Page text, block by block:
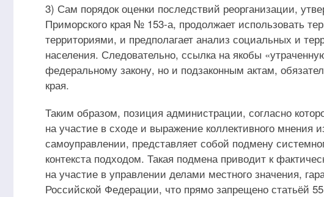
3) Сам порядок оценки последствий реорганизации,
Приморского края № 153-а, продолжает использовать
территориями, и предполагает анализ социальных и
населения. Следовательно, ссылка на якобы
федеральному закону, но и подзаконным актам,
края.
Таким образом, позиция администрации, согласно
на участие в сходе и выражение коллективного мнения
самоуправлении, представляет собой подмену
контекста подходом. Такая подмена приводит к
на участие в управлении делами местного значения,
Российской Федерации, что прямо запрещено статьёй